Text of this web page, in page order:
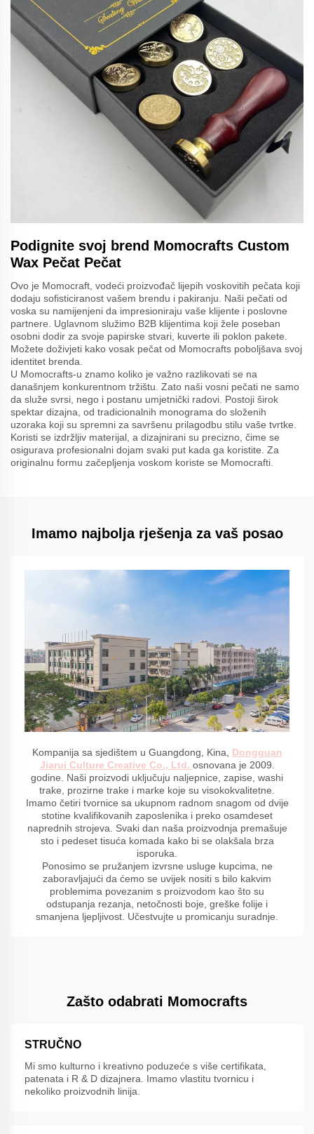
Podignite svoj brend Momocrafts Custom
Wax Pečat Pečat
Ovo je Momocraft, vodeći proizvođač lijepih voskovitih pečata koji
dodaju sofisticiranost vašem brendu i pakiranju. Naši pečati od
voska su namijenjeni da impresioniraju vaše klijente i poslovne
partnere. Uglavnom služimo B2B klijentima koji žele poseban
osobni dodir za svoje papirske stvari, kuverte ili poklon pakete.
Možete doživjeti kako vosak pečat od Momocrafts poboljšava svoj
identitet brenda.
U Momocrafts-u znamo koliko je važno razlikovati se na
današnjem konkurentnom tržištu. Zato naši vosni pečati ne samo
da služe svrsi, nego i postanu umjetnički radovi. Postoji širok
spektar dizajna, od tradicionalnih monograma do složenih
uzoraka koji su spremni za savršenu prilagodbu stilu vaše tvrtke.
Koristi se izdržljiv materijal, a dizajnirani su precizno, čime se
osigurava profesionalni dojam svaki put kada ga koristite. Za
originalnu formu začepljenja voskom koriste se Momocrafti.
Imamo najbolja rješenja za vaš posao
Kompanija sa sjedištem u Guangdong, Kina, Dongguan
Jiarui Culture Creative Co., Ltd. osnovana je 2009.
godine. Naši proizvodi uključuju naljepnice, zapise, washi
trake, prozirne trake i marke koje su visokokvalitetne.
Imamo četiri tvornice sa ukupnom radnom snagom od dvije
stotine kvalifikovanih zaposlenika i preko osamdeset
naprednih strojeva. Svaki dan naša proizvodnja premašuje
sto i pedeset tisuća komada kako bi se olakšala brza
isporuka.
Ponosimo se pružanjem izvrsne usluge kupcima, ne
zaboravljajući da ćemo se uvijek nositi s bilo kakvim
problemima povezanim s proizvodom kao što su
odstupanja rezanja, netočnosti boje, greške folije i
smanjena ljepljivost. Učestvujte u promicanju suradnje.
Zašto odabrati Momocrafts
STRUČNO
Mi smo kulturno i kreativno poduzeće s više certifikata,
patenata i R & D dizajnera. Imamo vlastitu tvornicu i
nekoliko proizvodnih linija.